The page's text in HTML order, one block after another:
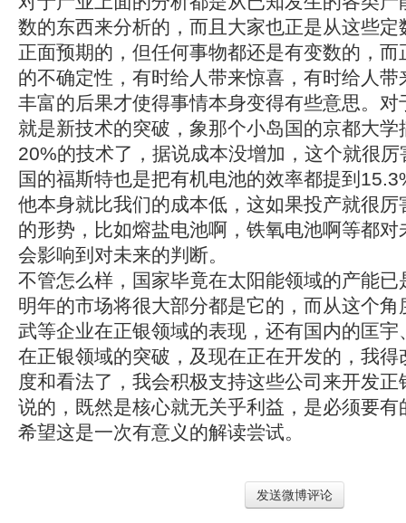
数的东西来分析的，而且大家也正是从这些
正面预期的，但任何事物都还是有变数的，
的不确定性，有时给人带来惊喜，有时给人
丰富的后果才使得事情本身变得有些意思。
就是新技术的突破，象那个小岛国的京都大
20%的技术了，据说成本没增加，这个就很
国的福斯特也是把有机电池的效率都提到
他本身就比我们的成本低，这如果投产就很
的形势，比如熔盐电池啊，铁氧电池啊等都
会影响到对未来的判断。
不管怎么样，国家毕竟在太阳能领域的产能
明年的市场将很大部分都是它的，而从这个
武等企业在正银领域的表现，还有国内的匡
在正银领域的突破，及现在正在开发的，我
度和看法了，我会积极支持这些公司来开发
说的，既然是核心就无关乎利益，是必须要有
希望这是一次有意义的解读尝试。
发送微博评论